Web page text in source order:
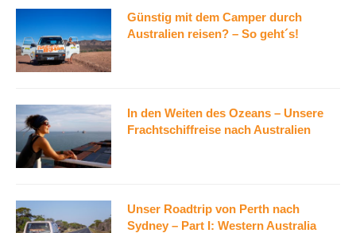
Günstig mit dem Camper durch
Australien reisen? – So geht´s!
In den Weiten des Ozeans – Unsere
Frachtschiffreise nach Australien
Unser Roadtrip von Perth nach
Sydney – Part I: Western Australia